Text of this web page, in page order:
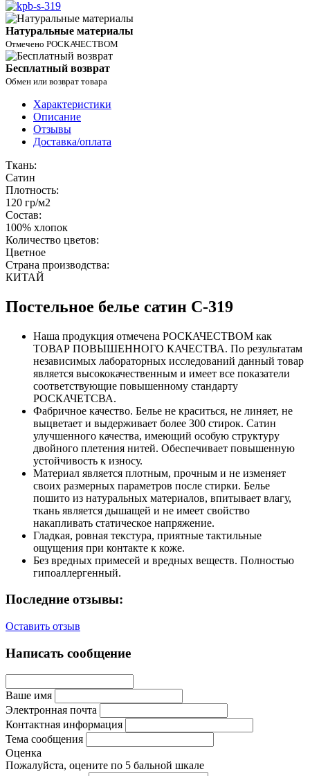
Натуральные материалы
Отмечено РОСКАЧЕСТВОМ
Бесплатный возврат
Обмен или возврат товара
Характеристики
Описание
Отзывы
Доставка/оплата
Ткань:
Сатин
Плотность:
120 гр/м2
Состав:
100% хлопок
Количество цветов:
Цветное
Страна производства:
КИТАЙ
Постельное белье сатин С-319
Наша продукция отмечена РОСКАЧЕСТВОМ как
ТОВАР ПОВЫШЕННОГО КАЧЕСТВА. По результатам
независимых лабораторных исследований данный товар
является высококачественным и имеет все показатели
соответствующие повышенному стандарту
РОСКАЧЕТСВА.
Фабричное качество. Белье не краситься, не линяет, не
выцветает и выдерживает более 300 стирок. Сатин
улучшенного качества, имеющий особую структуру
двойного плетения нитей. Обеспечивает повышенную
устойчивость к износу.
Материал является плотным, прочным и не изменяет
своих размерных параметров после стирки. Белье
пошито из натуральных материалов, впитывает влагу,
ткань является дышащей и не имеет свойство
накапливать статическое напряжение.
Гладкая, ровная текстура, приятные тактильные
ощущения при контакте к коже.
Без вредных примесей и вредных веществ. Полностью
гипоаллергенный.
Последние отзывы:
Оставить отзыв
Написать сообщение
Ваше имя
Электронная почта
Контактная информация
Тема сообщения
Оценка
Пожалуйста, оцените по 5 бальной шкале